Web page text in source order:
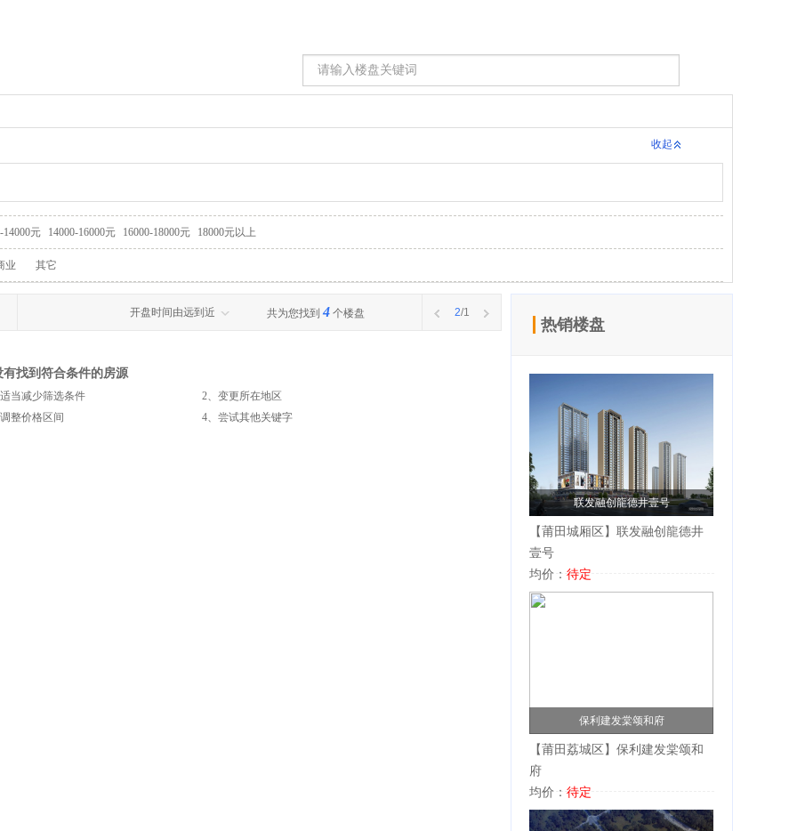
收起
14000元 14000-16000元 16000-18000元 18000元以上
业 其它
开盘时间由远到近 共为您找到 4 个楼盘 2/1
有找到符合条件的房源
当减少筛选条件
2、变更所在地区
格区间
4、尝试其他关键字
热销楼盘
联发融创龍德井壹号
【莆田城厢区】联发融创龍德井
壹号
均价： 待定
保利建发棠颂和府
【莆田荔城区】保利建发棠颂和
府
均价： 待定